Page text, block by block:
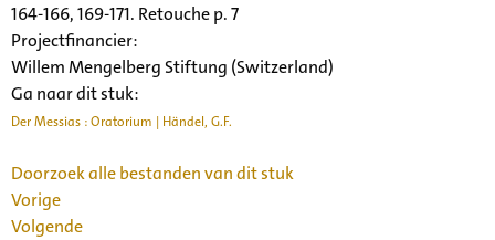
164-166, 169-171. Retouche p. 7
Projectfinancier:
Willem Mengelberg Stiftung (Switzerland)
Ga naar dit stuk:
Der Messias : Oratorium | Händel, G.F.
Doorzoek alle bestanden van dit stuk
Vorige
Volgende